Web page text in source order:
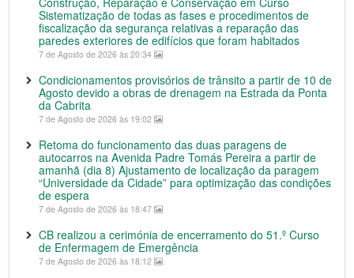
Sistematização de todas as fases e procedimentos de
fiscalização da segurança relativas a reparação das
paredes exteriores de edifícios que foram habitados
7 de Agosto de 2026 às 20:34
Condicionamentos provisórios de trânsito a partir de 10 de
Agosto devido a obras de drenagem na Estrada da Ponta
da Cabrita
7 de Agosto de 2026 às 19:02
Retoma do funcionamento das duas paragens de
autocarros na Avenida Padre Tomás Pereira a partir de
amanhã (dia 8) Ajustamento de localização da paragem
“Universidade da Cidade” para optimização das condições
de espera
7 de Agosto de 2026 às 18:47
CB realizou a cerimónia de encerramento do 51.º Curso
de Enfermagem de Emergência
7 de Agosto de 2026 às 18:12